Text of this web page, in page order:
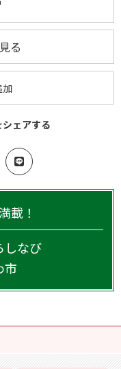
る
加
ェアする
載！
しなび
市